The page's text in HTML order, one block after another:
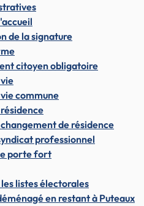
de la signature
citoyen obligatoire
commune
de résidence
professionnel
porte fort
listes électorales
en restant à Puteaux